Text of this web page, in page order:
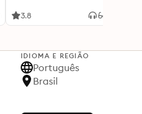
3.8
IDIOMA E REGIÃO
Português
Brasil